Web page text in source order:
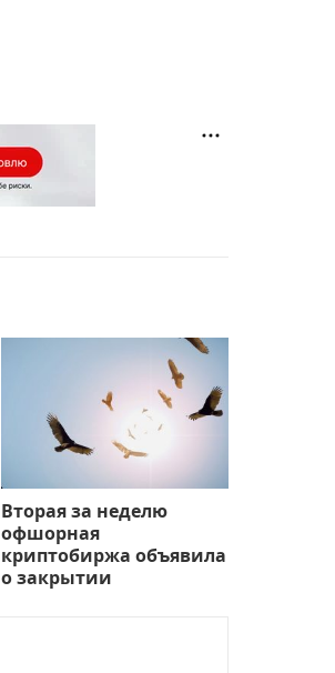
Вторая за неделю
офшорная
криптобиржа объявила
о закрытии